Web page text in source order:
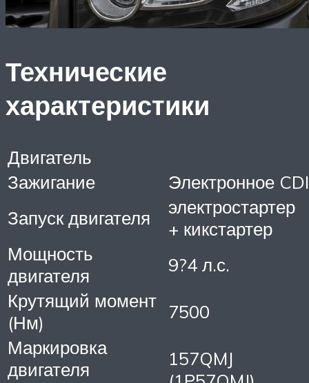
Технические
характеристики
Двигатель
Зажигание
Электронное CDI
Запуск двигателя
электростартер
+ кикстартер
Мощность
двигателя
9?4 л.с.
Крутящий момент
(Нм)
7500
Маркировка
двигателя
157QMJ